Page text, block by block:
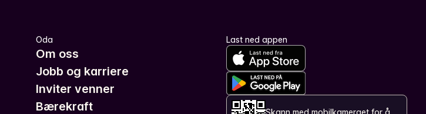
Oda
Om oss
Jobb og karriere
Inviter venner
Bærekraft
Last ned appen
Skann med mobilkameraet for å